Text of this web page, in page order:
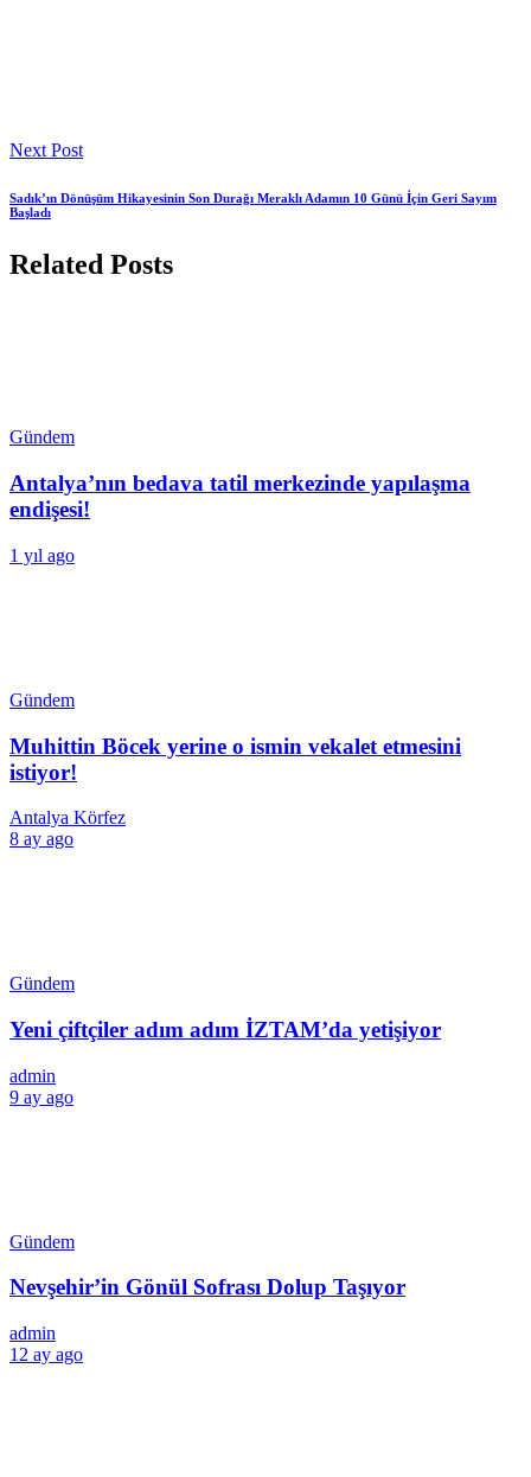
Next Post
Sadık’ın Dönüşüm Hikayesinin Son Durağı Meraklı Adamın 10 Günü İçin Geri Sayım
Başladı
Related Posts
Gündem
Antalya’nın bedava tatil merkezinde yapılaşma
endişesi!
1 yıl ago
Gündem
Muhittin Böcek yerine o ismin vekalet etmesini
istiyor!
Antalya Körfez
8 ay ago
Gündem
Yeni çiftçiler adım adım İZTAM’da yetişiyor
admin
9 ay ago
Gündem
Nevşehir’in Gönül Sofrası Dolup Taşıyor
admin
12 ay ago